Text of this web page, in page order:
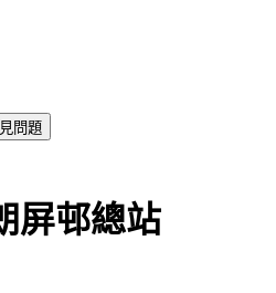
問題
屏邨總站